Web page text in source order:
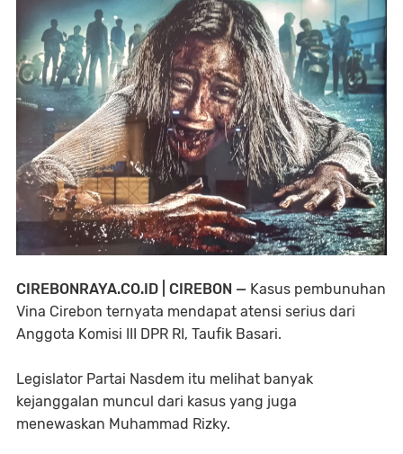
CIREBONRAYA.CO.ID | CIREBON — Kasus pembunuhan
Vina Cirebon ternyata mendapat atensi serius dari
Anggota Komisi III DPR RI, Taufik Basari.
Legislator Partai Nasdem itu melihat banyak
kejanggalan muncul dari kasus yang juga
menewaskan Muhammad Rizky.